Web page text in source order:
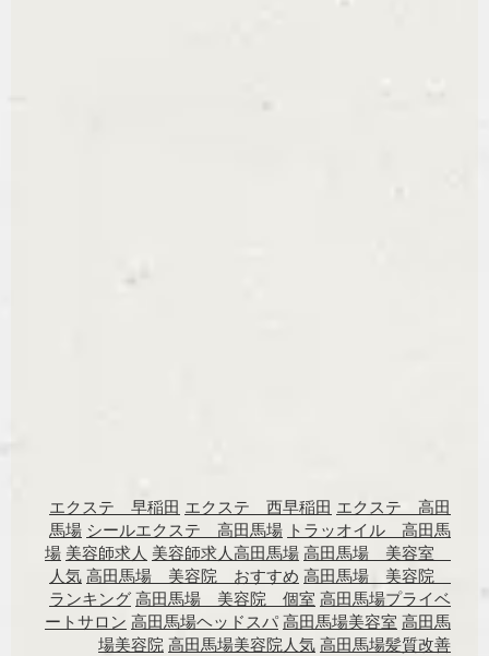
エクステ 早稲田 エクステ 西早稲田 エクステ 高田
馬場 シールエクステ 高田馬場 トラッオイル 高田馬
場 美容師求人 美容師求人高田馬場 高田馬場 美容室
人気 高田馬場 美容院 おすすめ 高田馬場 美容院
ランキング 高田馬場 美容院 個室 高田馬場プライベ
ートサロン 高田馬場ヘッドスパ 高田馬場美容室 高田馬
場美容院 高田馬場美容院人気 高田馬場髪質改善